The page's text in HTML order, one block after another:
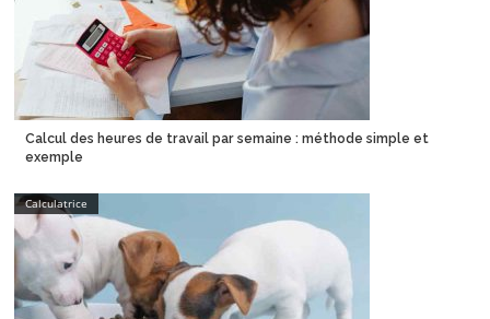
Calcul des heures de travail par semaine : méthode simple et
exemple
Calculatrice